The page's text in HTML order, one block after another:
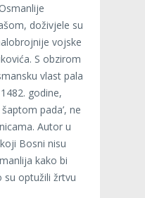
doživjele su
vojske
S obzirom
vlast pala
godine,
pada’, ne
Autor u
Bosni nisu
kako bi
su optužili žrtvu